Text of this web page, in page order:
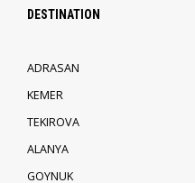
DESTINATION
ADRASAN
KEMER
TEKIROVA
ALANYA
GOYNUK